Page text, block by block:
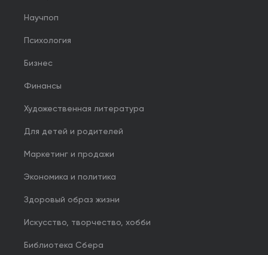
Научпоп
Психология
Бизнес
Финансы
Художественная литература
Для детей и родителей
Маркетинг и продажи
Экономика и политика
Здоровый образ жизни
Искусство, творчество, хобби
Библиотека Сбера